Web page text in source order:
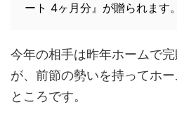
ート 4ヶ月分』が贈られます。
今年の相手は昨年ホームで
が、前節の勢いを持ってホ
ところです。